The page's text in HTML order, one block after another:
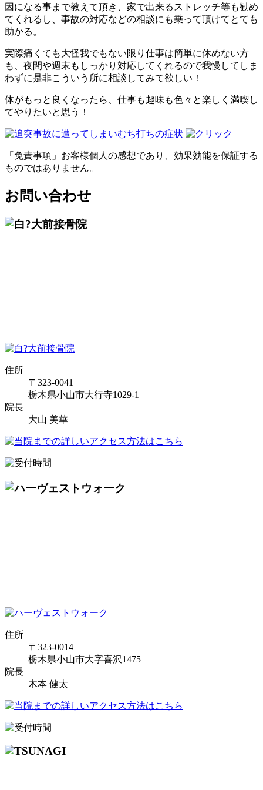
因になる事まで教えて頂き、家で出来るストレッチ等も勧め
てくれるし、事故の対応などの相談にも乗って頂けてとても
助かる。
実際痛くても大怪我でもない限り仕事は簡単に休めない方
も、夜間や週末もしっかり対応してくれるので我慢してしま
わずに是非こういう所に相談してみて欲しい！
体がもっと良くなったら、仕事も趣味も色々と楽しく満喫し
てやりたいと思う！
「免責事項」お客様個人の感想であり、効果効能を保証する
ものではありません。
お問い合わせ
住所
〒323-0041
栃木県小山市大行寺1029-1
院長
大山 美華
住所
〒323-0014
栃木県小山市大字喜沢1475
院長
木本 健太